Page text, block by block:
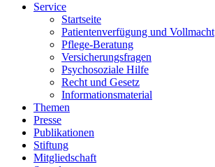
Service
Startseite
Patientenverfügung und Vollmacht
Pflege-Beratung
Versicherungsfragen
Psychosoziale Hilfe
Recht und Gesetz
Informationsmaterial
Themen
Presse
Publikationen
Stiftung
Mitgliedschaft